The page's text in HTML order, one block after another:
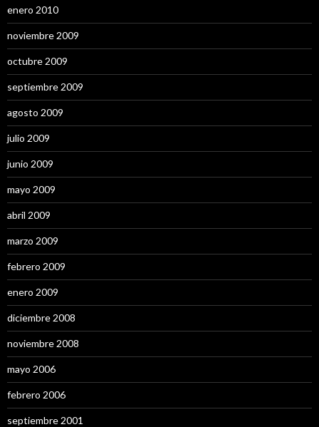
enero 2010
noviembre 2009
octubre 2009
septiembre 2009
agosto 2009
julio 2009
junio 2009
mayo 2009
abril 2009
marzo 2009
febrero 2009
enero 2009
diciembre 2008
noviembre 2008
mayo 2006
febrero 2006
septiembre 2001